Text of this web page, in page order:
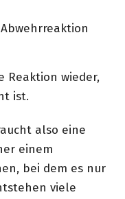
Reaktion wieder,
ist.
also eine
einem
bei dem es nur
viele